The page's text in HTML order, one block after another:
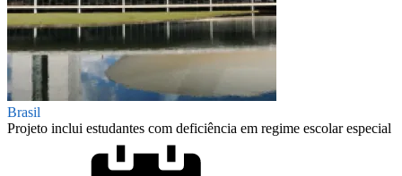
Brasil
Projeto inclui estudantes com deficiência em regime escolar especial